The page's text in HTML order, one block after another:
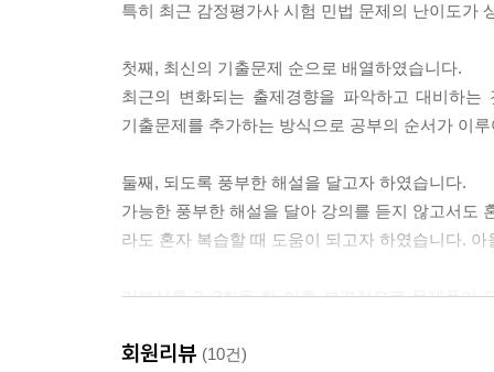
특히 최근 감정평가사 시험 민법 문제의 난이도가
첫째, 최신의 기출문제 순으로 배열하였습니다.
최근의 변화되는 출제경향을 파악하고 대비하
기출문제를 추가하는 방식으로 공부의 순서가 이
둘째, 되도록 풍부한 해설을 달고자 하였습니다.
가능한 풍부한 해설을 달아 강의를 듣지 않고서도
라도 혼자 복습할 때 도움이 되고자 하였습니다.
기본서를 2~3회독 한 이후 본격적으로 문제풀이
회원리뷰 (10건)